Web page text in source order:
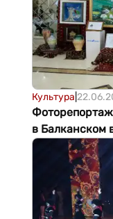
Культура
в Балканском